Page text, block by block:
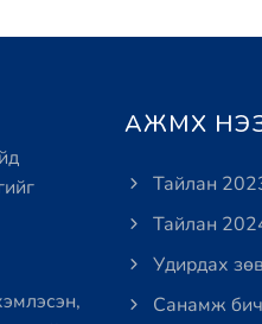
АЖМХ
Тайлан
Тайлан
Удирдах
Санамж